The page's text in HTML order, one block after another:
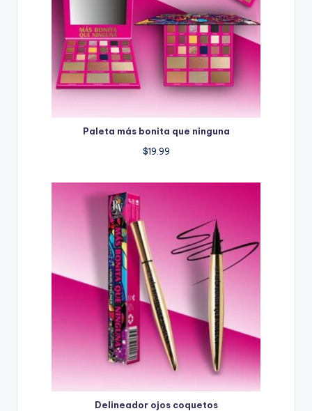
Paleta más bonita que ninguna
$19.99
Delineador ojos coquetos